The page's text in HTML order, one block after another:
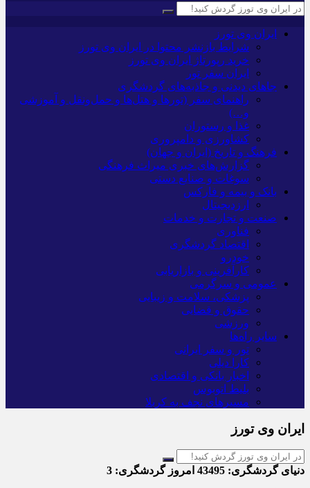
ایران وی تورز
شرایط بازنشر محتوا در ایران وی تورز
خرید رپورتاژ ایران وی تورز
ایران سفر تور
جاهای دیدنی و جاذبه‌های گردشگری
راهنمای سفر (تورها و هتل‌ها و حمل‌و‌نقل و آموزشی
و…)
غذا و رستوران
کشاورزی و دامپروری
فرهنگ و تاریخ (ایران و جهان)
گزارش‌های خبری میراث فرهنگی
سوغات و صنایع دستی
بانک و بیمه و فارکس
ارزدیجیتال
صنعت و تجارت و خدمات
فناوری
اقتصاد گردشگری
خودرو
کارآفرینی و بازاریابی
عمومی و سرگرمی
پزشکی، سلامت و زیبایی
حقوق و قضایی
ورزشی
سایر راه‌ها
تور و سفر ایرانی
کارا دیلی
اخبار بانکی و اقتصادی
بلیط اتوبوس
مسیرهای نجف به کربلا
ایران وی تورز
دنیای گردشگری: امروز گردشگری: